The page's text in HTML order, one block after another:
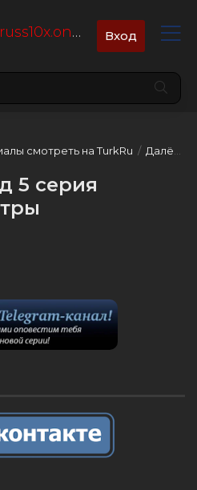
Вход
смотреть на TurkRu / Далёкий город
5 серия